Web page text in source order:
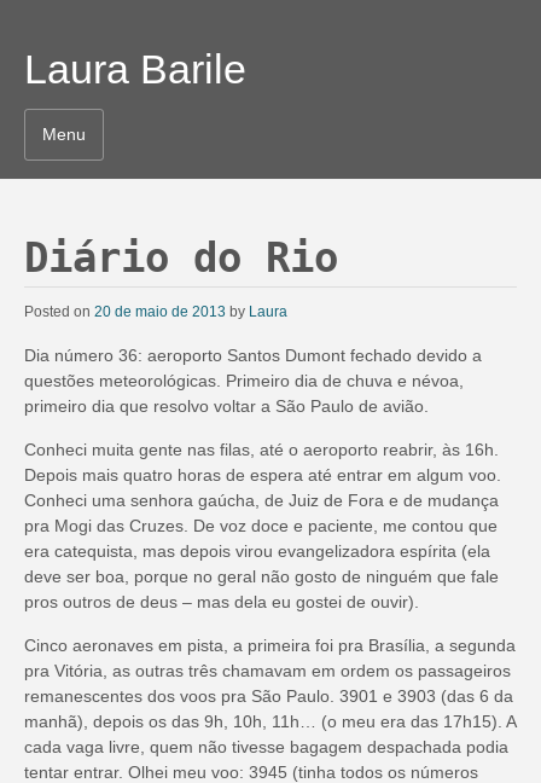
Laura Barile
Menu
Diário do Rio
Posted on 20 de maio de 2013 by Laura
Dia número 36: aeroporto Santos Dumont fechado devido a
questões meteorológicas. Primeiro dia de chuva e névoa,
primeiro dia que resolvo voltar a São Paulo de avião.
Conheci muita gente nas filas, até o aeroporto reabrir, às 16h.
Depois mais quatro horas de espera até entrar em algum voo.
Conheci uma senhora gaúcha, de Juiz de Fora e de mudança
pra Mogi das Cruzes. De voz doce e paciente, me contou que
era catequista, mas depois virou evangelizadora espírita (ela
deve ser boa, porque no geral não gosto de ninguém que fale
pros outros de deus – mas dela eu gostei de ouvir).
Cinco aeronaves em pista, a primeira foi pra Brasília, a segunda
pra Vitória, as outras três chamavam em ordem os passageiros
remanescentes dos voos pra São Paulo. 3901 e 3903 (das 6 da
manhã), depois os das 9h, 10h, 11h… (o meu era das 17h15). A
cada vaga livre, quem não tivesse bagagem despachada podia
tentar entrar. Olhei meu voo: 3945 (tinha todos os números